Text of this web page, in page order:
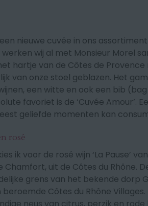
nieuwe cuvée in ons
wij al met Monsieur Morel
hartje van de Côtes de
van onze stoel geblazen. Het
een witte en ook een bib
favoriet is de ‘Cuvée Amour’.
geliefde momenten kan
rosé
ik voor de rosé wijn ‘La Pause’
Chamfort, uit de Côtes du Rhône.
grens van het bekende dorp
beroemde Côtes du Rhône